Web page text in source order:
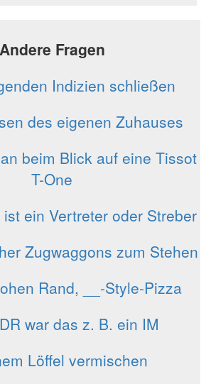
Andere Fragen
Indizien schließen
des eigenen Zuhauses
beim Blick auf eine Tissot
T-One
ein Vertreter oder Streber
Zugwaggons zum Stehen
Rand, __-Style-Pizza
war das z. B. ein IM
Löffel vermischen